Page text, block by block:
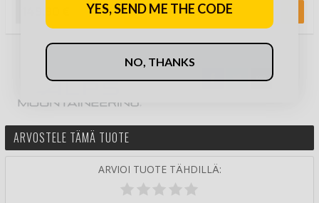
645,00 €
ARVOSTELE TÄMÄ TUOTE
ARVIOI TUOTE TÄHDILLÄ:
YES, SEND ME THE CODE
NO, THANKS